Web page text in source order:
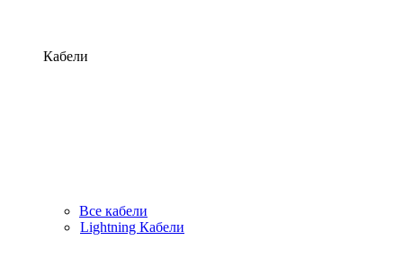
Кабели
Все кабели
Lightning Кабели